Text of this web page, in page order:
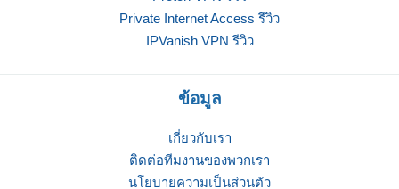
Private Internet Access รีวิว
IPVanish VPN รีวิว
ข้อมูล
เกี่ยวกับเรา
ติดต่อทีมงานของพวกเรา
นโยบายความเป็นส่วนตัว